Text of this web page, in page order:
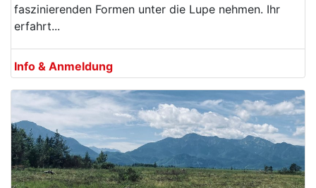
faszinierenden Formen unter die Lupe nehmen. Ihr
erfahrt...
Info & Anmeldung